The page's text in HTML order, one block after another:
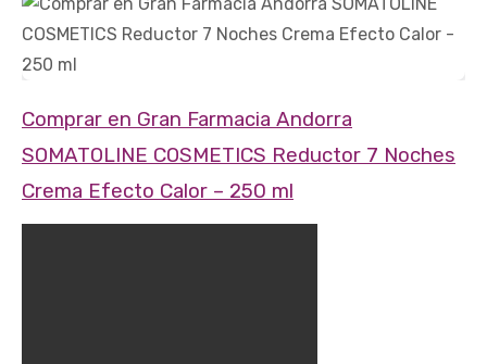
Comprar en Gran Farmacia Andorra
SOMATOLINE COSMETICS Reductor 7 Noches
Crema Efecto Calor – 250 ml